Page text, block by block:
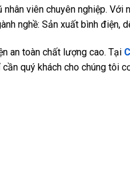
viên chuyên nghiệp. Với
nghề: Sản xuất bình điện,
an toàn chất lượng cao. Tại
quý khách cho chúng tôi